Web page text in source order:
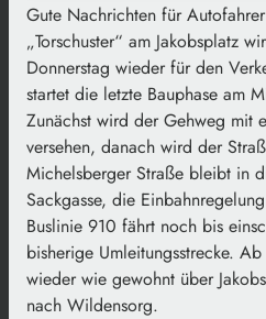
Gute Nachrichten für
„Torschuster“ am Jakobsplatz
Donnerstag wieder für den
startet die letzte Bauphase am
Zunächst wird der Gehweg mit
versehen, danach wird der
Michelsberger Straße bleibt in
Sackgasse, die
Buslinie 910 fährt noch bis
bisherige Umleitungsstrecke.
wieder wie gewohnt über
nach Wildensorg.